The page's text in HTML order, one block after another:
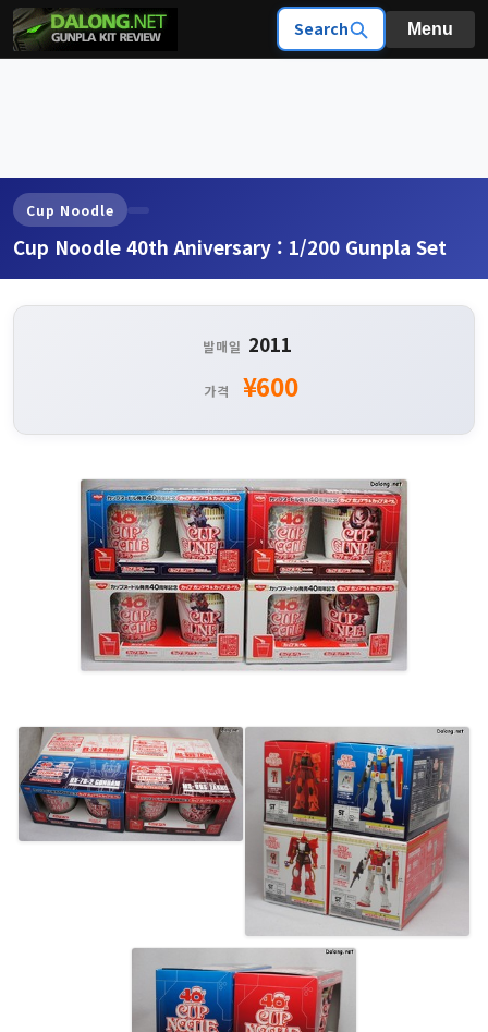
Search Menu
Cup Noodle
Cup Noodle 40th Aniversary : 1/200 Gunpla Set
발매일 2011
가격 ¥600